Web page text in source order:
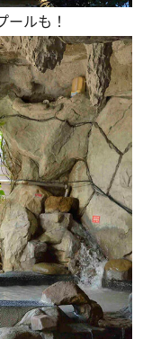
ルも！